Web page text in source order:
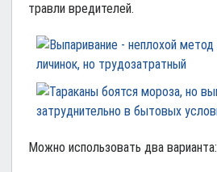
травли вредителей.
Можно использовать два варианта: